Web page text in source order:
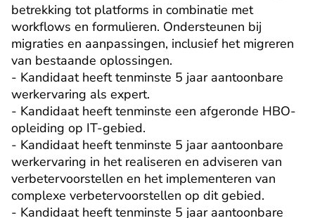
betrekking tot platforms in combinatie met
workflows en formulieren. Ondersteunen bij
migraties en aanpassingen, inclusief het migreren
van bestaande oplossingen.
- Kandidaat heeft tenminste 5 jaar aantoonbare
werkervaring als expert.
- Kandidaat heeft tenminste een afgeronde HBO-
opleiding op IT-gebied.
- Kandidaat heeft tenminste 5 jaar aantoonbare
werkervaring in het realiseren en adviseren van
verbetervoorstellen en het implementeren van
complexe verbetervoorstellen op dit gebied.
- Kandidaat heeft tenminste 5 jaar aantoonbare